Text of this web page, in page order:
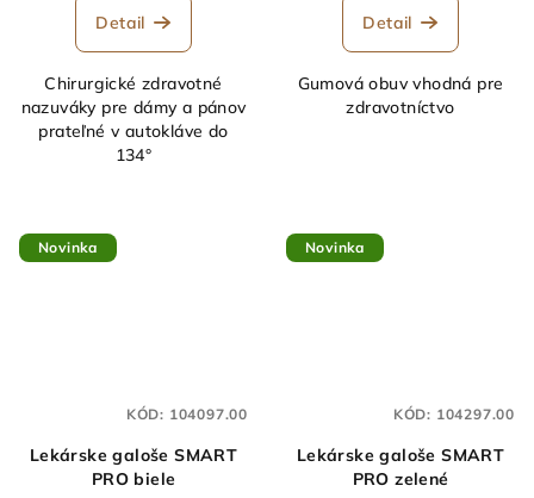
Detail
Chirurgické zdravotné
nazuváky pre dámy a pánov
prateľné v autokláve do
134°
Detail
Gumová obuv vhodná pre
zdravotníctvo
Novinka
Lekárske galoše SMART
PRO biele
KÓD: 104097.00
Novinka
Lekárske galoše SMART
PRO zelené
KÓD: 104297.00